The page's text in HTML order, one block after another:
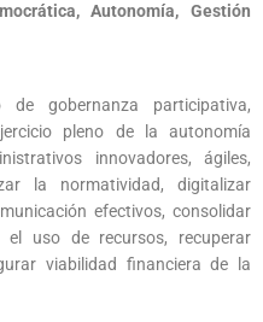
Autonomía, Gestión
de gobernanza participativa,
pleno de la autonomía
innovadores, ágiles,
la normatividad, digitalizar
efectivos, consolidar
el uso de recursos, recuperar
viabilidad financiera de la